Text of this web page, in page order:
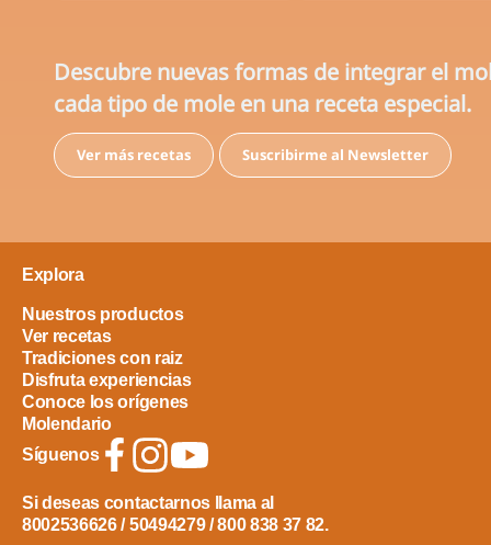
Descubre nuevas formas de integrar el
cada tipo de mole en una receta especial.
Ver más recetas Suscribirme al Newsletter
Explora
Nuestros productos
Ver recetas
Tradiciones con raiz
Disfruta experiencias
Conoce los orígenes
Molendario
Síguenos
Si deseas contactarnos llama al
8002536626 / 50494279 / 800 838 37 82.